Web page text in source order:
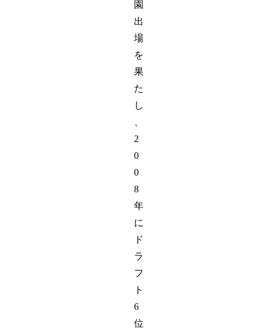
園
出
場
を
果
た
し
2
0
0
8
年
に
ド
ラ
フ
ト
6
位